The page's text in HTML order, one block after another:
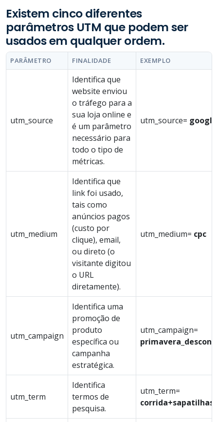
Existem cinco diferentes
parâmetros UTM que podem ser
usados em qualquer ordem.
PARÂMETRO FINALIDADE EXEMPLO
utm_source
Identifica que
website enviou
o tráfego para a
sua loja online e
é um parâmetro
necessário para
todo o tipo de
métricas.
utm_source= google
utm_medium
Identifica que
link foi usado,
tais como
anúncios pagos
(custo por
clique), email,
ou direto (o
visitante digitou
o URL
diretamente).
utm_medium= cpc
utm_campaign
Identifica uma
promoção de
produto
específica ou
campanha
estratégica.
utm_campaign=
utm_term
Identifica
termos de
pesquisa.
utm_term=
corrida+sapatilhas